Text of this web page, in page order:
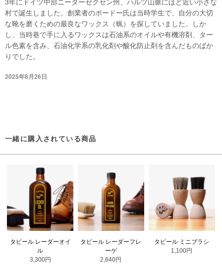
2025年8月26日
村で誕生しました。創業者のボードー氏は当時学生で、自分の大切
な靴を磨くための最良なワックス（蝋）を探していました。しか
し、当時巷で手に入るワックスは石油系のオイルや有機溶剤、ター
ル色素を含み、石油化学系の乳化剤や酸化防止剤を含んだものばか
りでした。
一緒に購入されている商品
タピール レーダーオイ
ル
3,300円
タピール レーダーフレ
ーゲ
2,640円
タピール ミニブラシ
1,100円